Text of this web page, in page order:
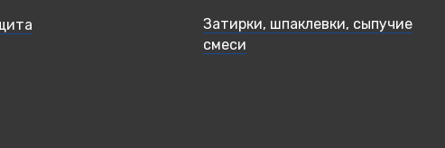
Затирки, шпаклевки, сыпучие
смеси